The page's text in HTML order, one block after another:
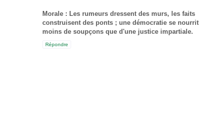
Morale : Les rumeurs dressent des murs, les faits
construisent des ponts ; une démocratie se nourrit
moins de soupçons que d'une justice impartiale.
Répondre